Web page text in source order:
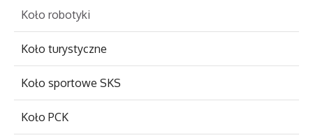
Koło robotyki
Koło turystyczne
Koło sportowe SKS
Koło PCK